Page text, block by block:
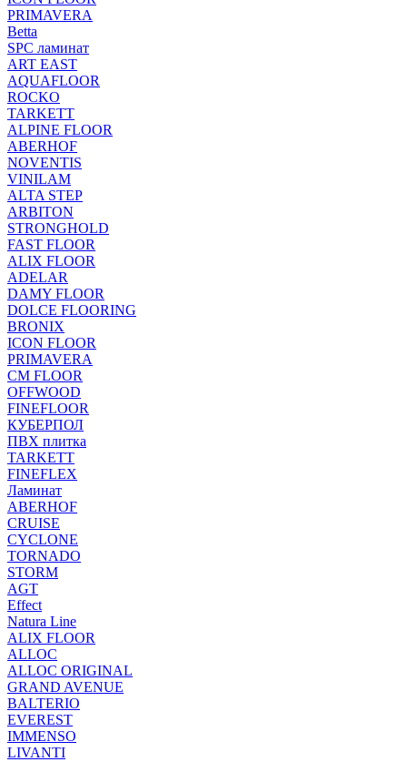
PRIMAVERA
Betta
SPC ламинат
ART EAST
AQUAFLOOR
ROCKO
TARKETT
ALPINE FLOOR
ABERHOF
NOVENTIS
VINILAM
ALTA STEP
ARBITON
STRONGHOLD
FAST FLOOR
ALIX FLOOR
ADELAR
DAMY FLOOR
DOLCE FLOORING
BRONIX
ICON FLOOR
PRIMAVERA
CM FLOOR
OFFWOOD
FINEFLOOR
КУБЕРПОЛ
ПВХ плитка
TARKETT
FINEFLEX
Ламинат
ABERHOF
CRUISE
CYCLONE
TORNADO
STORM
AGT
Effect
Natura Line
ALIX FLOOR
ALLOC
ALLOC ORIGINAL
GRAND AVENUE
BALTERIO
EVEREST
IMMENSO
LIVANTI